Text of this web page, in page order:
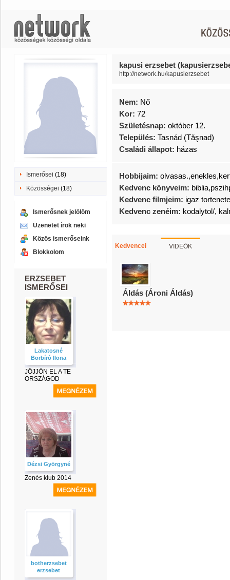
Ismerősei (18)
Közösségei (18)
Ismerősnek jelölöm
Üzenetet írok neki
Közös ismerőseink
Blokkolom
ERZSEBET
ISMERŐSEI
Lakatosné
Borbíró Ilona
JÖJJÖN EL A TE
ORSZÁGOD
Dézsi Györgyné
Zenés klub 2014
botherzsebet
erzsebet
kapusi erzsebet
http://network.hu/kapusierzsebet
Nem: Nő
Kor: 72
Születésnap: október 12.
Település: Tasnád (Tăşnad)
Családi állapot: házas
Hobbijaim:
Kedvenc könyveim:
Kedvenc filmjeim: igaz
Kedvenc zenéim: kodalytol/,
Kedvencei VIDEÓK
Áldás (Ároni Áldás)